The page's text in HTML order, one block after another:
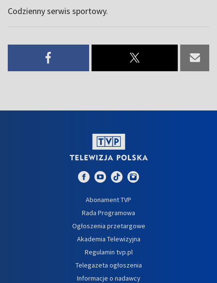
Codzienny serwis sportowy.
Abonament TVP
Rada Programowa
Ogłoszenia przetargowe
Akademia Telewizyjna
Regulamin tvp.pl
Telegazeta ogłoszenia
Informacje o nadawcy